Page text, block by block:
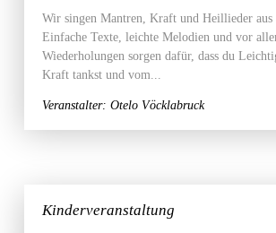
Wir singen Mantren, Kraft und Heillieder aus
Einfache Texte, leichte Melodien und vor
Wiederholungen sorgen dafür, dass du
Kraft tankst und vom...
Veranstalter: Otelo Vöcklabruck
Kinderveranstaltung